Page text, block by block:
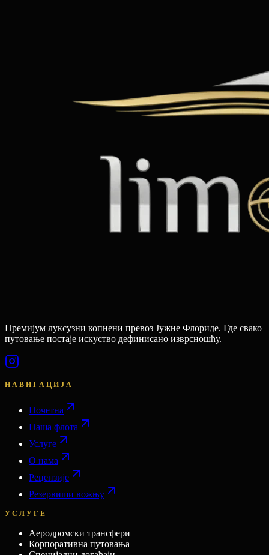
Премијум луксузни копнени превоз Јужне Флориде. Где свако
путовање постаје искуство дефинисано изврсношћу.
НАВИГАЦИЈА
Почетна
Наша флота
Услуге
О нама
Рецензије
Резервиши вожњу
УСЛУГЕ
Аеродромски трансфери
Корпоративна путовања